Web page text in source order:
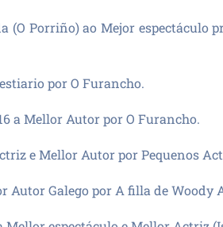
(O Porriño) ao Mejor espectáculo
por O Furancho.
a Mellor Autor por O Furancho.
e Mellor Autor por Pequenos
Autor Galego por A filla de Woody